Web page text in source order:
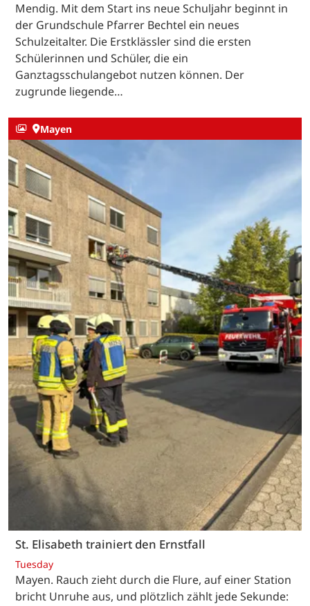
Mendig. Mit dem Start ins neue Schuljahr beginnt in
der Grundschule Pfarrer Bechtel ein neues
Schulzeitalter. Die Erstklässler sind die ersten
Schülerinnen und Schüler, die ein
Ganztagsschulangebot nutzen können. Der
zugrunde liegende…
Mayen
St. Elisabeth trainiert den Ernstfall
Tuesday
Mayen. Rauch zieht durch die Flure, auf einer Station
bricht Unruhe aus, und plötzlich zählt jede Sekunde: